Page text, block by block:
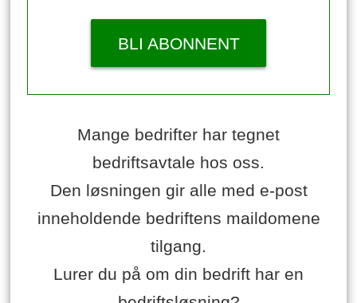
BLI ABONNENT
Mange bedrifter har tegnet
bedriftsavtale hos oss.
Den løsningen gir alle med e-post
inneholdende bedriftens maildomene
tilgang.
Lurer du på om din bedrift har en